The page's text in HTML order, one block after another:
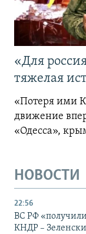
«Для
тяжелая
«Потеря ими
движение
«Одесса»,
НОВОСТИ
22:56
ВС РФ
КНДР –